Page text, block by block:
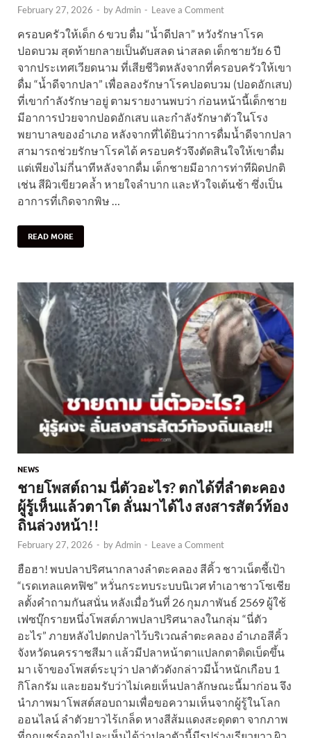
February 27, 2026 - byAdmin - Leave a Comment
ครอบครัวให้เด็ก 6 ขวบ ดื่ม “น้ำดีปลา” หวังรักษาโรค
ปอดบวม สุดท้ายกลายเป็นดับสลด น่าสลด เด็กชายวัย 6 ปี
จากประเทศเวียดนาม ที่เสียชีวิตหลังจากที่ครอบครัวให้เขา
ดื่ม “น้ำดีจากปลา” เพื่อลองรักษาโรคปอดบวม (ปอดอักเสบ)
ที่เขากำลังรักษาอยู่ ตามรายงานพบว่า ก่อนหน้านี้เด็กชาย
มีอาการป่วยจากปอดอักเสบ และกำลังรักษาตัวในโรง
พยาบาลของอำเภอ หลังจากที่ได้ยินว่าการดื่มน้ำดีจากปลา
สามารถช่วยรักษาโรคได้ ครอบครัวจึงตัดสินใจให้เขาดื่ม
แต่เพียงไม่กี่นาทีหลังจากดื่ม เด็กชายมีอาการท่าทีผิดปกติ
เช่น สีผิวเขียวคล้ำ หายใจลำบาก และหัวใจเต้นช้า ซึ่งเป็น
อาการที่เกิดจากพิษ …
READ MORE
NEWS
ชายโพสต์ถาม นี่ตัวอะไร? ตกได้ที่ลำตะคอง
ผู้รู้เห็นแล้วตาโต ลั่นมาได้ไง สงสารสัตว์ท้อง
ถิ่นล่วงหน้า!!
February 27, 2026 - byAdmin - Leave a Comment
ฮือฮา! พบปลาปริศนากลางลำตะคลอง สีคิ้ว ชาวเน็ตชี้เป้า
“เรดเทลแคทฟิช” หวั่นกระทบระบบนิเวศ ทำเอาชาวโซเชีย
ลตั้งคำถามกันสนั่น หลังเมื่อวันที่ 26 กุมภาพันธ์ 2569 ผู้ใช้
เฟซบุ๊กรายหนึ่งโพสต์ภาพปลาปริศนาลงในกลุ่ม “นี่ตัว
อะไร” ภายหลังไปตกปลาไว้บริเวณลำตะคลอง อำเภอสีคิ้ว
จังหวัดนครราชสีมา แล้วมีปลาหน้าตาแปลกตาติดเบ็ดขึ้น
มา เจ้าของโพสต์ระบุว่า ปลาตัวดังกล่าวมีน้ำหนักเกือบ 1
กิโลกรัม และยอมรับว่าไม่เคยเห็นปลาลักษณะนี้มาก่อน จึง
นำภาพมาโพสต์สอบถามเพื่อขอความเห็นจากผู้รู้ในโลก
ออนไลน์ ลำตัวยาวไร้เกล็ด หางสีส้มแดงสะดุดตา จากภาพ